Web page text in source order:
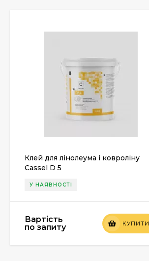
Клей для лінолеума і ковроліну
Cassel D 5
У НАЯВНОСТІ
Вартість
по запиту
КУПИТИ